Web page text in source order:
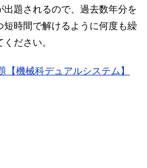
題されるので、過去数年分を
時間で解けるように何度も繰
ださい。
【機械科デュアルシステム】